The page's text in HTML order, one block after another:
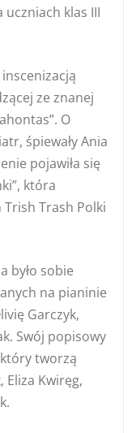
klas III
ze znanej
O
śpiewały Ania
pojawiła się
która
Trish Trash Polki
było sobie
na pianinie
Garczyk,
Swój popisowy
tworzą
Eliza Kwiręg,